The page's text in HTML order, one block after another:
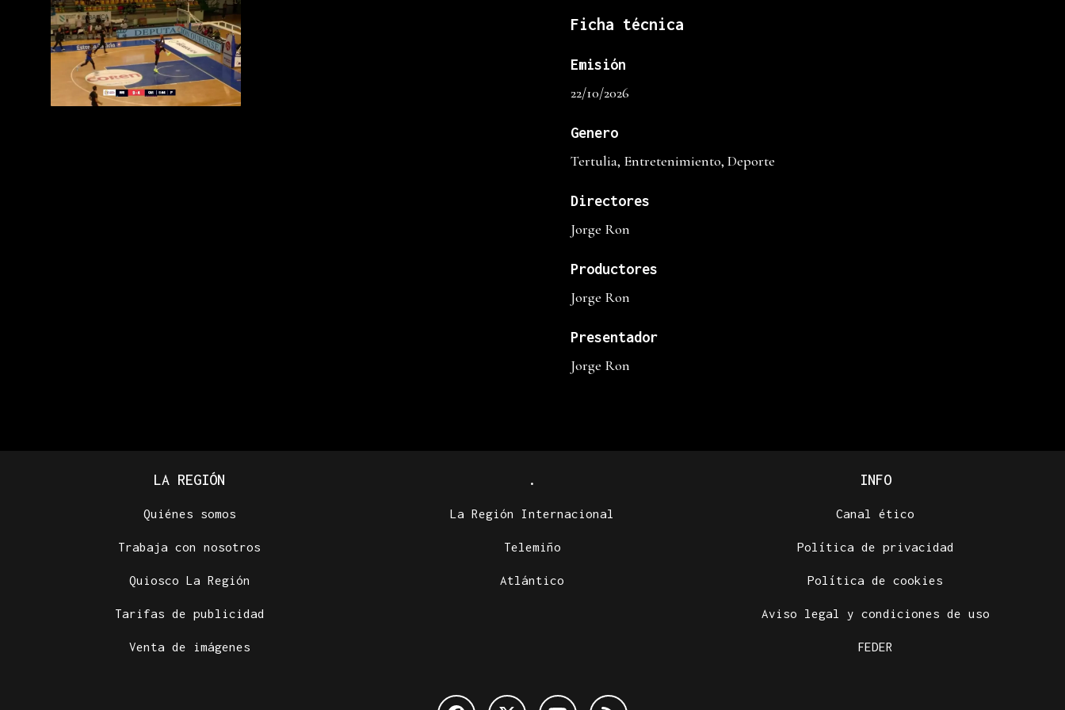
Ficha técnica
Emisión
22/10/2026
Genero
Tertulia, Entretenimiento, Deporte
Directores
Jorge Ron
Productores
Jorge Ron
Presentador
Jorge Ron
LA REGIÓN
Quiénes somos
Trabaja con nosotros
Quiosco La Región
Tarifas de publicidad
Venta de imágenes
.
La Región Internacional
Telemiño
Atlántico
INFO
Canal ético
Política de privacidad
Política de cookies
Aviso legal y condiciones de uso
FEDER